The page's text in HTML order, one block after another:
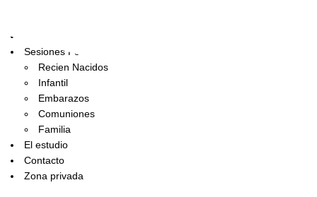
Sesiones Fotográficas
Recien Nacidos
Infantil
Embarazos
Comuniones
Familia
El estudio
Contacto
Zona privada